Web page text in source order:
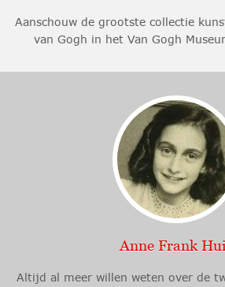
Aanschouw de grootste collectie
van Gogh in het Van Gogh
Anne Frank
Altijd al meer willen weten over de